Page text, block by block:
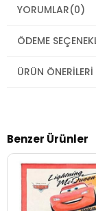
YORUMLAR(0)
ÖDEME
ÜRÜN ÖNERILERI
Benzer Ürünler